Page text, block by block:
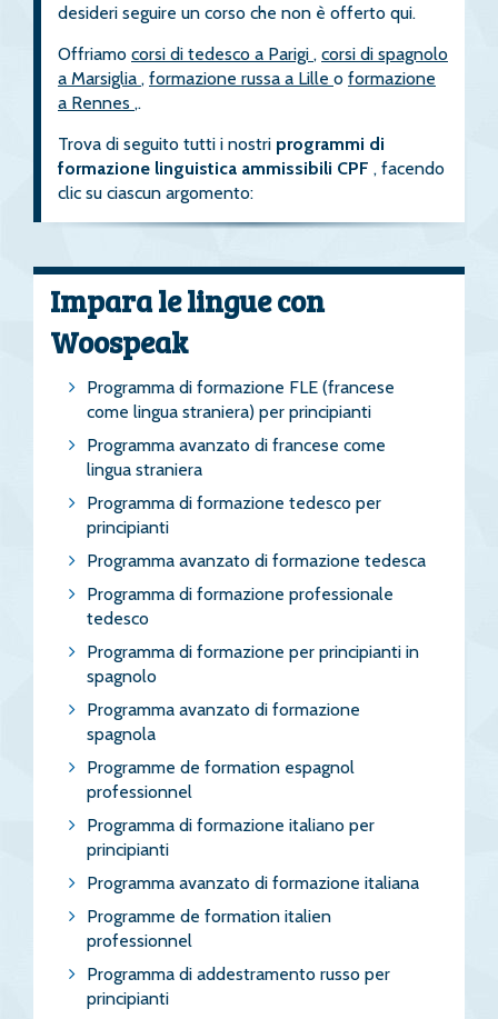
desideri seguire un corso che non è offerto qui.
Offriamo corsi di tedesco a Parigi , corsi di spagnolo
a Marsiglia , formazione russa a Lille o formazione
a Rennes ,.
Trova di seguito tutti i nostri programmi di
formazione linguistica ammissibili CPF , facendo
clic su ciascun argomento:
Impara le lingue con
Woospeak
Programma di formazione FLE (francese
come lingua straniera) per principianti
Programma avanzato di francese come
lingua straniera
Programma di formazione tedesco per
principianti
Programma avanzato di formazione tedesca
Programma di formazione professionale
tedesco
Programma di formazione per principianti in
spagnolo
Programma avanzato di formazione
spagnola
Programme de formation espagnol
professionnel
Programma di formazione italiano per
principianti
Programma avanzato di formazione italiana
Programme de formation italien
professionnel
Programma di addestramento russo per
principianti